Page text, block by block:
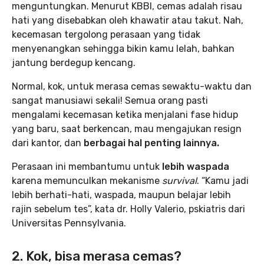
menguntungkan. Menurut KBBI, cemas adalah risau
hati yang disebabkan oleh khawatir atau takut. Nah,
kecemasan tergolong perasaan yang tidak
menyenangkan sehingga bikin kamu lelah, bahkan
jantung berdegup kencang.
Normal, kok, untuk merasa cemas sewaktu-waktu dan
sangat manusiawi sekali! Semua orang pasti
mengalami kecemasan ketika menjalani fase hidup
yang baru, saat berkencan, mau mengajukan resign
dari kantor, dan berbagai hal penting lainnya.
Perasaan ini membantumu untuk lebih waspada
karena memunculkan mekanisme survival. “Kamu jadi
lebih berhati-hati, waspada, maupun belajar lebih
rajin sebelum tes”, kata dr. Holly Valerio, pskiatris dari
Universitas Pennsylvania.
2. Kok, bisa merasa cemas?